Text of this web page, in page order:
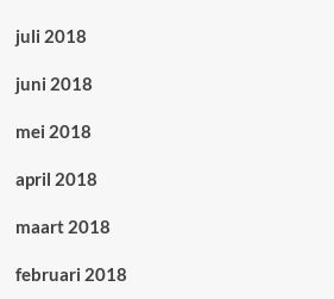
juli 2018
juni 2018
mei 2018
april 2018
maart 2018
februari 2018